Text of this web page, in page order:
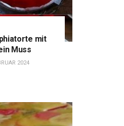
mit
Muss
2024